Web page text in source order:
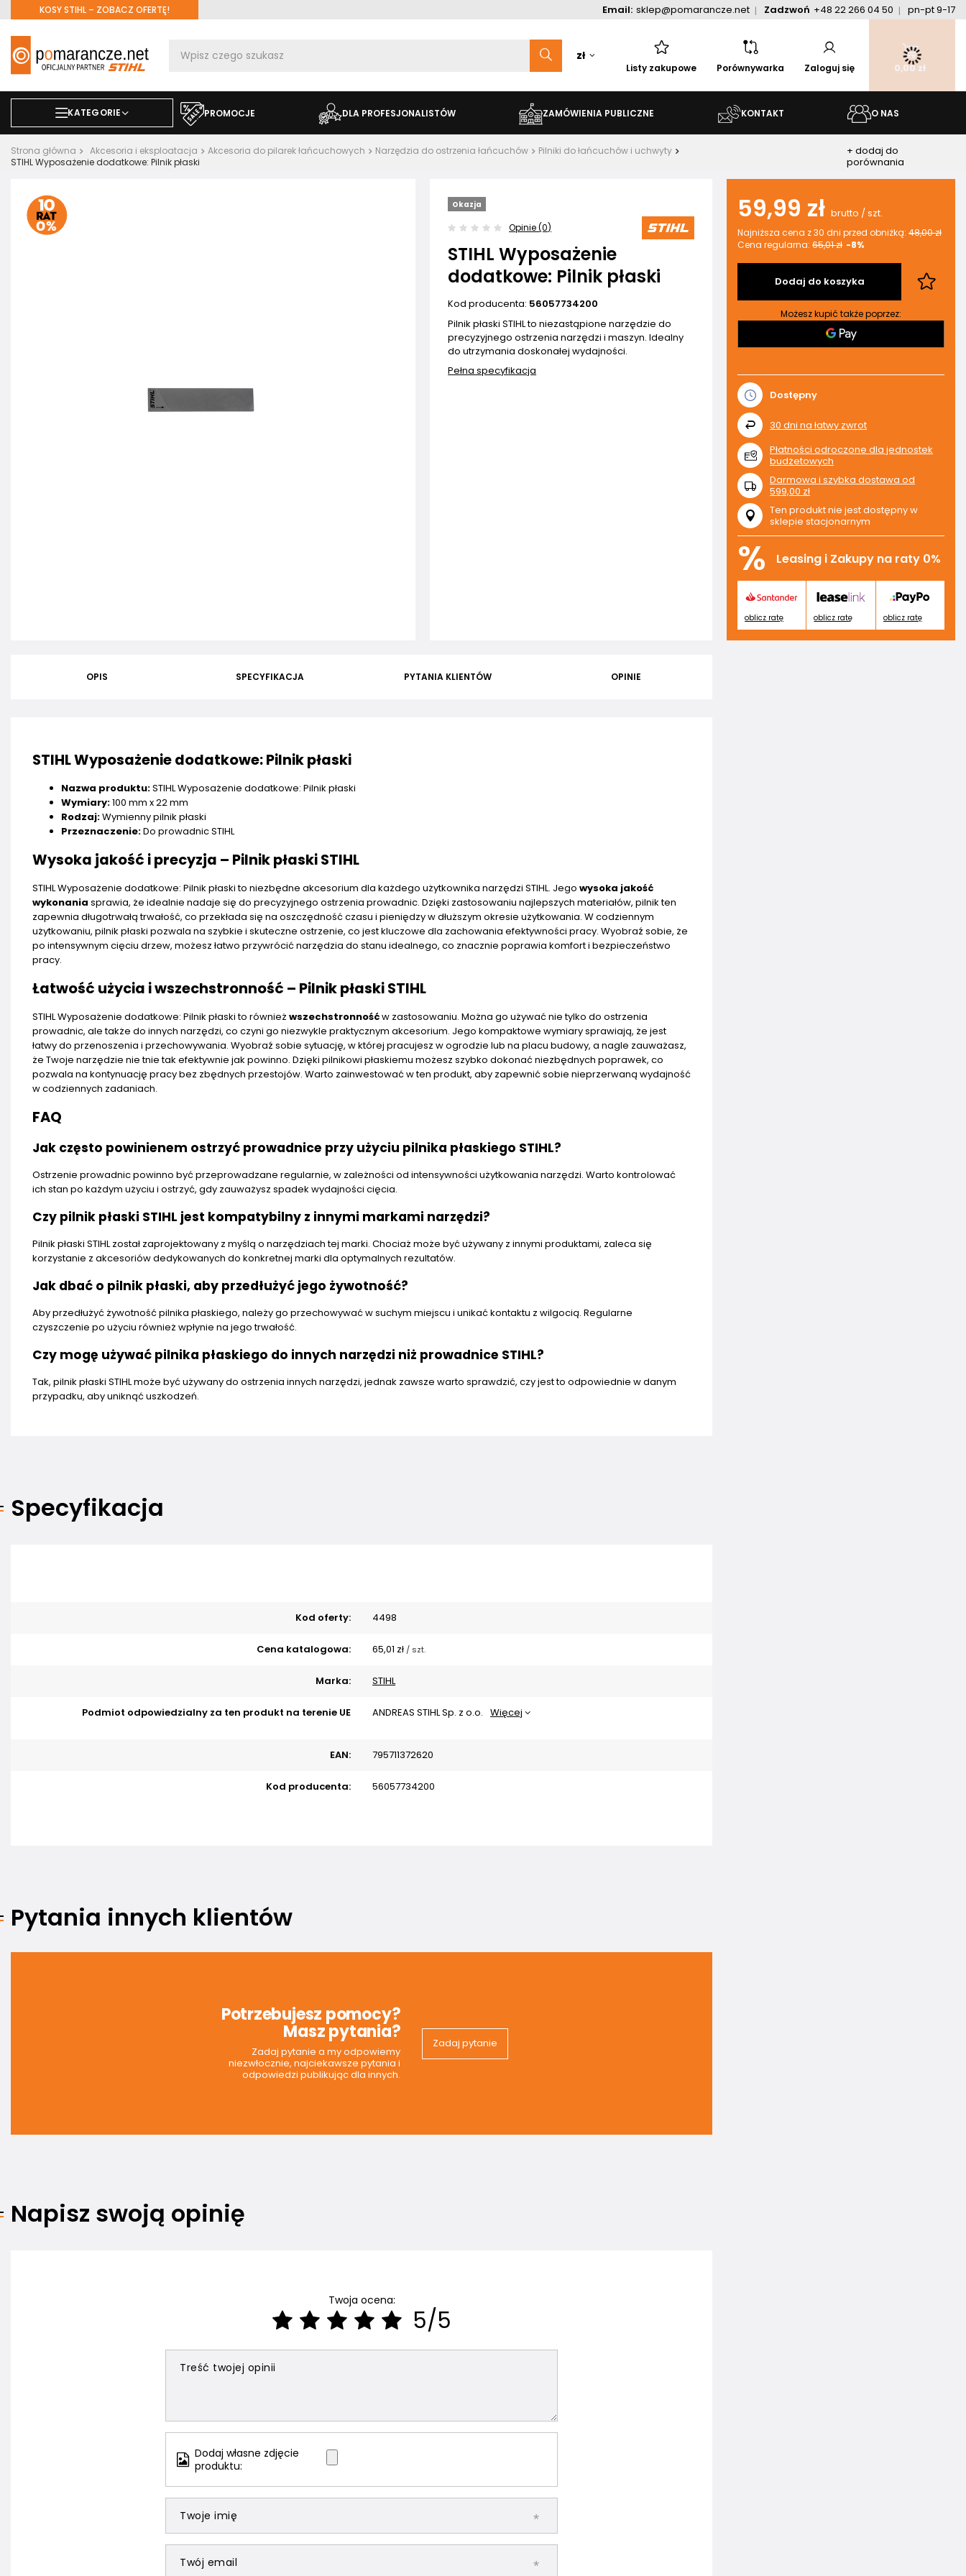
KOSY STIHL – ZOBACZ OFERTĘ! Email: sklep@pomarancze.net Zadzwoń +48 22 266 04 50 pn-pt 9-17
zł
Listy zakupowe Porównywarka Zaloguj się 0,00 zł
KATEGORIE PROMOCJE DLA PROFESJONALISTÓW ZAMÓWIENIA PUBLICZNE KONTAKT O NAS
Strona główna Akcesoria i eksploatacja Akcesoria do pilarek łańcuchowych Narzędzia do ostrzenia łańcuchów
Pilniki do łańcuchów i uchwyty
STIHL Wyposażenie dodatkowe: Pilnik płaski
+ dodaj do
porównania
Okazja
Opinie (0)
STIHL Wyposażenie
dodatkowe: Pilnik płaski
Kod producenta: 56057734200
Pilnik płaski STIHL to niezastąpione narzędzie do
precyzyjnego ostrzenia narzędzi i maszyn. Idealny
do utrzymania doskonałej wydajności.
Pełna specyfikacja
59,99 zł brutto /szt.
Najniższa cena z 30 dni przed obniżką:48,00 zł
Cena regularna:65,01 zł -8%
Dodaj do koszyka
Możesz kupić także poprzez:
Dostępny
30 dni na łatwy zwrot
Płatności odroczone dla jednostek
budżetowych
Darmowa i szybka dostawa od
599,00 zł
Ten produkt nie jest dostępny w
sklepie stacjonarnym
% Leasing i Zakupy na raty 0%
oblicz ratę oblicz ratę oblicz ratę
OPIS SPECYFIKACJA PYTANIA KLIENTÓW OPINIE
STIHL Wyposażenie dodatkowe: Pilnik płaski
Nazwa produktu:STIHL Wyposażenie dodatkowe: Pilnik płaski
Wymiary:100 mm x 22 mm
Rodzaj:Wymienny pilnik płaski
Przeznaczenie:Do prowadnic STIHL
Wysoka jakość i precyzja – Pilnik płaski STIHL
STIHL Wyposażenie dodatkowe: Pilnik płaski to niezbędne akcesorium dla każdego użytkownika narzędzi STIHL. Jego wysoka jakość
wykonania sprawia, że idealnie nadaje się do precyzyjnego ostrzenia prowadnic. Dzięki zastosowaniu najlepszych materiałów, pilnik ten
zapewnia długotrwałą trwałość, co przekłada się na oszczędność czasu i pieniędzy w dłuższym okresie użytkowania. W codziennym
użytkowaniu, pilnik płaski pozwala na szybkie i skuteczne ostrzenie, co jest kluczowe dla zachowania efektywności pracy. Wyobraź sobie, że
po intensywnym cięciu drzew, możesz łatwo przywrócić narzędzia do stanu idealnego, co znacznie poprawia komfort i bezpieczeństwo
pracy.
Łatwość użycia i wszechstronność – Pilnik płaski STIHL
STIHL Wyposażenie dodatkowe: Pilnik płaski to również wszechstronnośćw zastosowaniu. Można go używać nie tylko do ostrzenia
prowadnic, ale także do innych narzędzi, co czyni go niezwykle praktycznym akcesorium. Jego kompaktowe wymiary sprawiają, że jest
łatwy do przenoszenia i przechowywania. Wyobraź sobie sytuację, w której pracujesz w ogrodzie lub na placu budowy, a nagle zauważasz,
że Twoje narzędzie nie tnie tak efektywnie jak powinno. Dzięki pilnikowi płaskiemu możesz szybko dokonać niezbędnych poprawek, co
pozwala na kontynuację pracy bez zbędnych przestojów. Warto zainwestować w ten produkt, aby zapewnić sobie nieprzerwaną wydajność
w codziennych zadaniach.
FAQ
Jak często powinienem ostrzyć prowadnice przy użyciu pilnika płaskiego STIHL?
Ostrzenie prowadnic powinno być przeprowadzane regularnie, w zależności od intensywności użytkowania narzędzi. Warto kontrolować
ich stan po każdym użyciu i ostrzyć, gdy zauważysz spadek wydajności cięcia.
Czy pilnik płaski STIHL jest kompatybilny z innymi markami narzędzi?
Pilnik płaski STIHL został zaprojektowany z myślą o narzędziach tej marki. Chociaż może być używany z innymi produktami, zaleca się
korzystanie z akcesoriów dedykowanych do konkretnej marki dla optymalnych rezultatów.
Jak dbać o pilnik płaski, aby przedłużyć jego żywotność?
Aby przedłużyć żywotność pilnika płaskiego, należy go przechowywać w suchym miejscu i unikać kontaktu z wilgocią. Regularne
czyszczenie po użyciu również wpłynie na jego trwałość.
Czy mogę używać pilnika płaskiego do innych narzędzi niż prowadnice STIHL?
Tak, pilnik płaski STIHL może być używany do ostrzenia innych narzędzi, jednak zawsze warto sprawdzić, czy jest to odpowiednie w danym
przypadku, aby uniknąć uszkodzeń.
Specyfikacja
Kod oferty: 4498
Cena katalogowa: 65,01 zł / szt.
Marka: STIHL
Podmiot odpowiedzialny za ten produkt na terenie UE ANDREAS STIHL Sp. z o.o. Więcej
EAN: 795711372620
Kod producenta: 56057734200
Pytania innych klientów
Potrzebujesz pomocy?
Masz pytania?
Zadaj pytanie a my odpowiemy
niezwłocznie, najciekawsze pytania i
odpowiedzi publikując dla innych.
Zadaj pytanie
Napisz swoją opinię
Twoja ocena:
5/5
Treść twojej opinii
Dodaj własne zdjęcie
produktu:
Twoje imię
Twój email